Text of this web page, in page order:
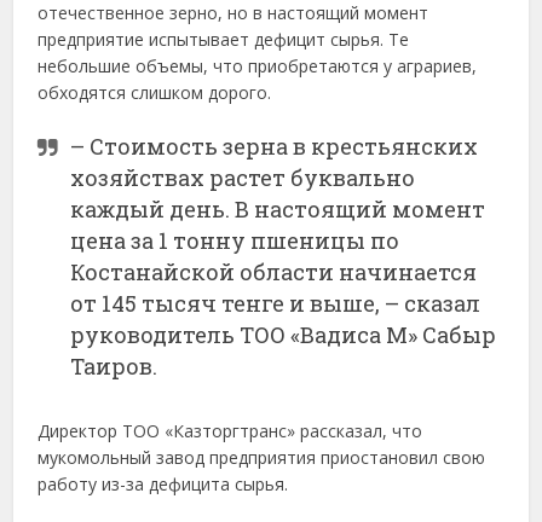
отечественное зерно, но в настоящий момент
предприятие испытывает дефицит сырья. Те
небольшие объемы, что приобретаются у аграриев,
обходятся слишком дорого.
– Стоимость зерна в крестьянских
хозяйствах растет буквально
каждый день. В настоящий момент
цена за 1 тонну пшеницы по
Костанайской области начинается
от 145 тысяч тенге и выше, – сказал
руководитель ТОО «Вадиса М» Сабыр
Таиров.
Директор ТОО «Казторгтранс» рассказал, что
мукомольный завод предприятия приостановил свою
работу из-за дефицита сырья.